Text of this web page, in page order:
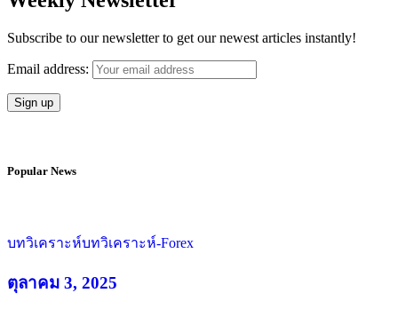
Subscribe to our newsletter to get our newest articles instantly!
Email address:
Popular News
บทวิเคราะห์บทวิเคราะห์-Forex
ตุลาคม 3, 2025